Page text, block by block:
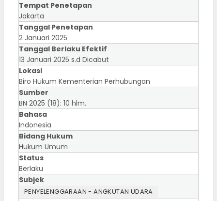
Tempat Penetapan
Jakarta
Tanggal Penetapan
2 Januari 2025
Tanggal Berlaku Efektif
13 Januari 2025 s.d Dicabut
Lokasi
Biro Hukum Kementerian Perhubungan
Sumber
BN 2025 (18): 10 hlm.
Bahasa
Indonesia
Bidang Hukum
Hukum Umum
Status
Berlaku
Subjek
PENYELENGGARAAN - ANGKUTAN UDARA